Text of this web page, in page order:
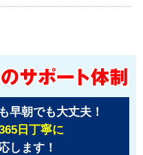
早朝でも大丈夫！
日丁寧に
します！